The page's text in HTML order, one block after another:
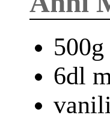
6dl